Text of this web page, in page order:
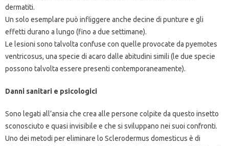
dermatiti.
Un solo esemplare può infliggere anche decine di punture e gli
effetti durano a lungo (fino a due settimane).
Le lesioni sono talvolta confuse con quelle provocate da pyemotes
ventricosus, una specie di acaro dalle abitudini simili (le due specie
possono talvolta essere presenti contemporaneamente).
Danni sanitari e psicologici
Sono legati all’ansia che crea alle persone colpite da questo insetto
sconosciuto e quasi invisibile e che si sviluppano nei suoi confronti.
Uno dei metodi per eliminare lo Sclerodermus domesticus è di